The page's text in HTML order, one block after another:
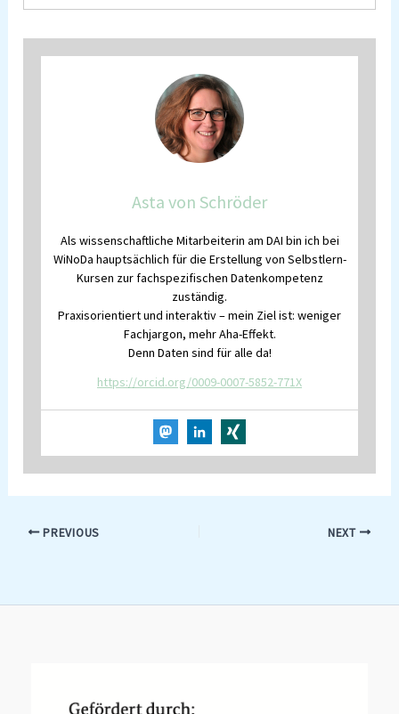
Asta von Schröder
Als wissenschaftliche Mitarbeiterin am DAI bin ich bei
WiNoDa hauptsächlich für die Erstellung von Selbstlern-
Kursen zur fachspezifischen Datenkompetenz
zuständig.
Praxisorientiert und interaktiv – mein Ziel ist: weniger
Fachjargon, mehr Aha-Effekt.
Denn Daten sind für alle da!
https://orcid.org/0009-0007-5852-771X
PREVIOUS NEXT